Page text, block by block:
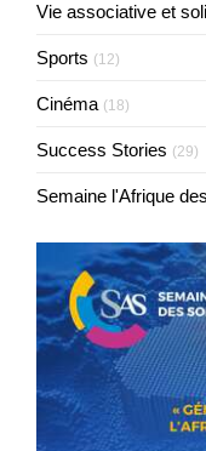
Vie associative et
Sports (12)
Cinéma (18)
Success Stories (29)
Semaine l'Afrique